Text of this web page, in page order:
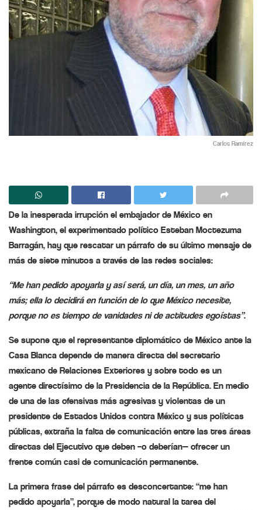
Carlos Ramírez
De la inesperada irrupción el embajador de México en
Washington, el experimentado político Esteban Moctezuma
Barragán, hay que rescatar un párrafo de su último mensaje de
más de siete minutos a través de las redes sociales:
“Me han pedido apoyarlay así será, un día, un mes, un año
más; ella lo decidiráen función de lo que México necesite,
porque no es tiempo de vanidades ni de actitudes egoístas”.
Se supone que el representante diplomático de México ante la
Casa Blanca depende de manera directa del secretario
mexicano de Relaciones Exteriores y sobre todo es un
agente directísimo de la Presidencia de la República. En medio
de una de las ofensivas más agresivas y violentas de un
presidente de Estados Unidos contra México y sus políticas
públicas, extraña la falta de comunicación entre las tres áreas
directas del Ejecutivo que deben –o deberían— ofrecer un
frente común casi de comunicación permanente.
La primera frase del párrafo es desconcertante: “me han
pedido apoyarla”, porque de modo natural la tarea del